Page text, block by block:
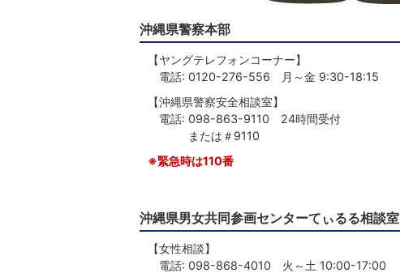
沖縄県警察本部
【ヤングテレフォンコーナー】
電話: 0120-276-556 月～金 9:30-18:15
【沖縄県警察安全相談室】
電話: 098-863-9110 24時間受付
または＃9110
※緊急時は110番
沖縄県男女共同参画センターてぃるる相談室
【女性相談】
電話: 098-868-4010 火～土 10:00-17:00